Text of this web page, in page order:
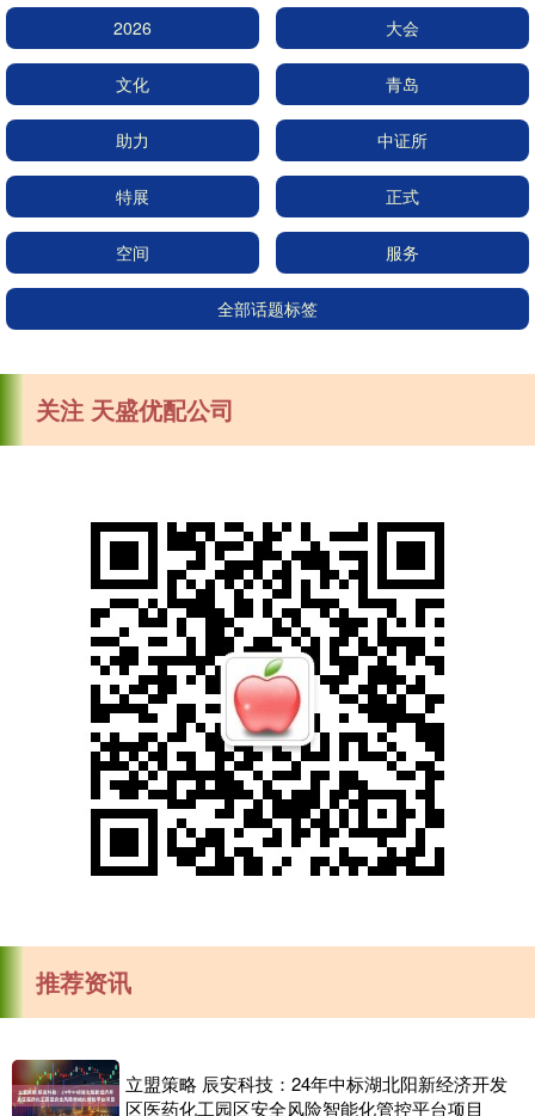
2026 大会
文化 青岛
助力 中证所
特展 正式
空间 服务
全部话题标签
关注 天盛优配公司
推荐资讯
立盟策略 辰安科技：24年中标湖北阳新经济开发
区医药化工园区安全风险智能化管控平台项目